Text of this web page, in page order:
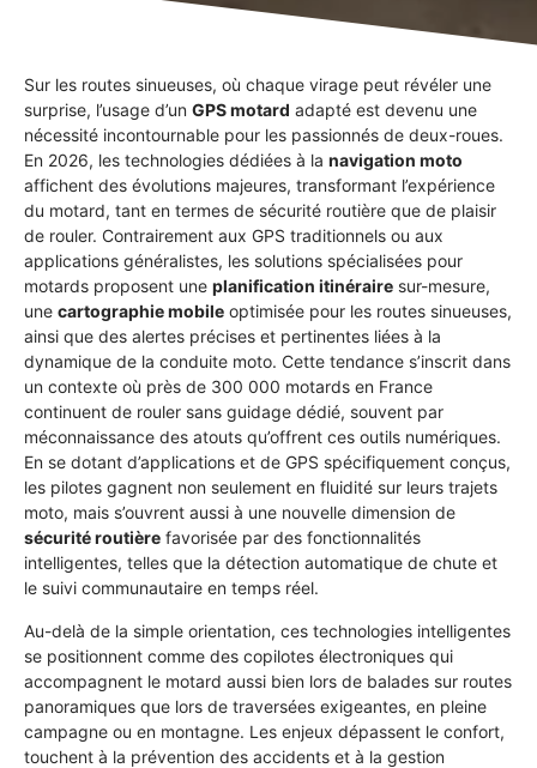
Sur les routes sinueuses, où chaque virage peut révéler une
surprise, l’usage d’un GPS motard adapté est devenu une
nécessité incontournable pour les passionnés de deux-roues.
En 2026, les technologies dédiées à la navigation moto
affichent des évolutions majeures, transformant l’expérience
du motard, tant en termes de sécurité routière que de plaisir
de rouler. Contrairement aux GPS traditionnels ou aux
applications généralistes, les solutions spécialisées pour
motards proposent une planification itinéraire sur-mesure,
une cartographie mobile optimisée pour les routes sinueuses,
ainsi que des alertes précises et pertinentes liées à la
dynamique de la conduite moto. Cette tendance s’inscrit dans
un contexte où près de 300 000 motards en France
continuent de rouler sans guidage dédié, souvent par
méconnaissance des atouts qu’offrent ces outils numériques.
En se dotant d’applications et de GPS spécifiquement conçus,
les pilotes gagnent non seulement en fluidité sur leurs trajets
moto, mais s’ouvrent aussi à une nouvelle dimension de
sécurité routière favorisée par des fonctionnalités
intelligentes, telles que la détection automatique de chute et
le suivi communautaire en temps réel.
Au-delà de la simple orientation, ces technologies intelligentes
se positionnent comme des copilotes électroniques qui
accompagnent le motard aussi bien lors de balades sur routes
panoramiques que lors de traversées exigeantes, en pleine
campagne ou en montagne. Les enjeux dépassent le confort,
touchent à la prévention des accidents et à la gestion